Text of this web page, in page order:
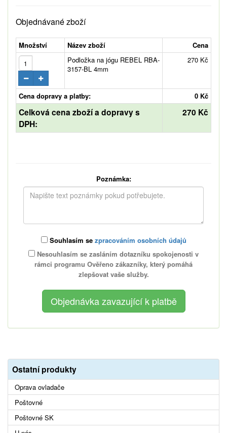
Objednávané zboží
Množství Název zboží
Cena
Podložka na jógu REBEL RBA-
3157-BL 4mm
270 Kč
Cena dopravy a platby: 0 Kč
Celková cena zboží a dopravy s
DPH:
270 Kč
Poznámka:
Souhlasím se zpracováním osobních údajů
Nesouhlasím se zasláním dotazníku spokojenosti v
rámci programu Ověřeno zákazníky, který pomáhá
zlepšovat vaše služby.
Ostatní produkty
Oprava ovladače
Poštovné
Poštovné SK